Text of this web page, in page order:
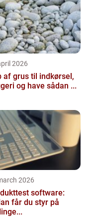
2026
af grus til indkørsel,
byggeri og have sådan ...
2026
software:
får du styr på